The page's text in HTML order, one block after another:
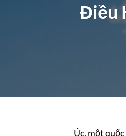
Điều
Úc, một